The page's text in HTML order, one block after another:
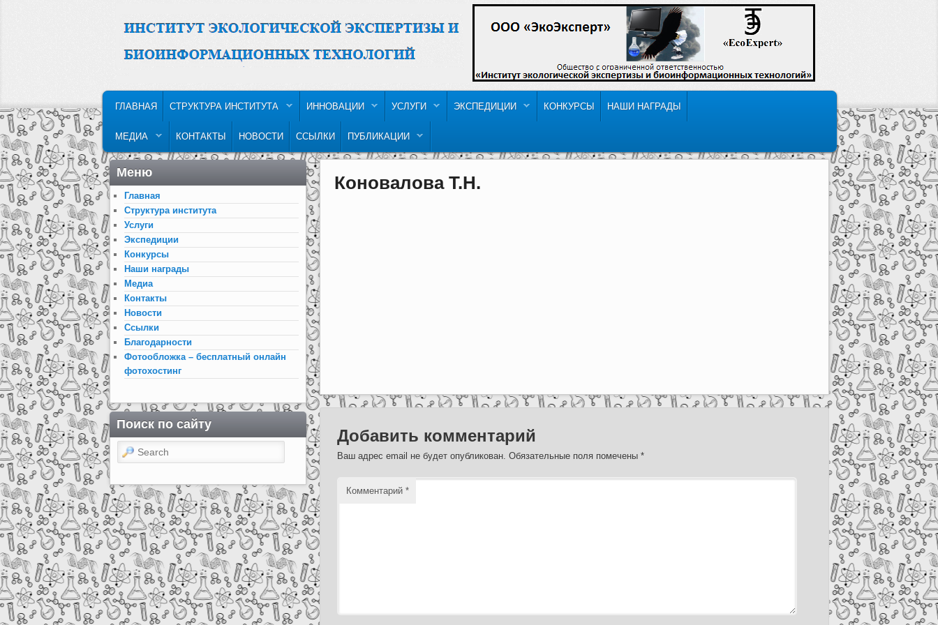
SKIP TO PRIMARY CONTENT
SKIP TO SECONDARY CONTENT
ГЛАВНАЯ СТРУКТУРА ИНСТИТУТА ИННОВАЦИИ УСЛУГИ ЭКСПЕДИЦИИ КОНКУРСЫ НАШИ НАГРАДЫ
МЕДИА КОНТАКТЫ НОВОСТИ ССЫЛКИ ПУБЛИКАЦИИ
Коновалова Т.Н.
Добавить комментарий
Ваш адрес email не будет опубликован. Обязательные поля помечены*
Комментарий*
Меню
Главная
Структура института
Услуги
Экспедиции
Конкурсы
Наши награды
Медиа
Контакты
Новости
Ссылки
Благодарности
Фотообложка – бесплатный онлайн
фотохостинг
Поиск по сайту
Search